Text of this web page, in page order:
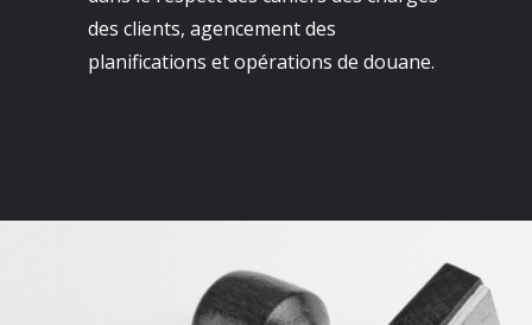
des clients, agencement des
planifications et opérations de douane.